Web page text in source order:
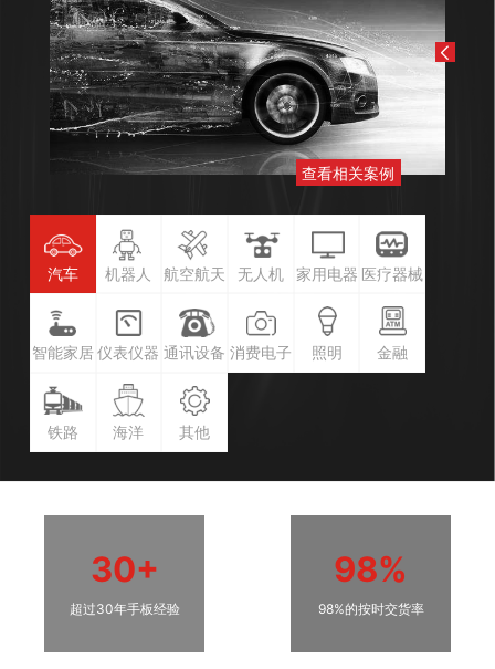
查看相关案例
汽车 机器人 航空航天 无人机 家用电器 医疗器械
智能家居 仪表仪器 通讯设备 消费电子 照明 金融
铁路 海洋 其他
30+
超过30年手板经验
98%
98%的按时交货率